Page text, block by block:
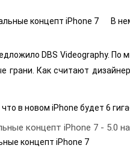
В
DBS Videography.
грани. Как считают
в новом iPhone будет 6
концепт iPhone 7 - 5.0
концепт iPhone 7